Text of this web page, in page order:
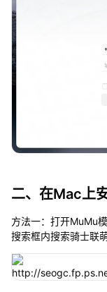
二、在Mac上
方法一：打开MuMu
搜索框内搜索骑士联